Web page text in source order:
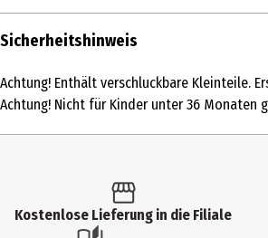
Inhalt
Produkttyp
Altersempfehlung bis
Sicherheitshinweis
Achtung! Enthält verschluckbare Kleinteile.
Achtung! Nicht für Kinder unter 36 Monaten
Kostenlose Lieferung in die Filiale